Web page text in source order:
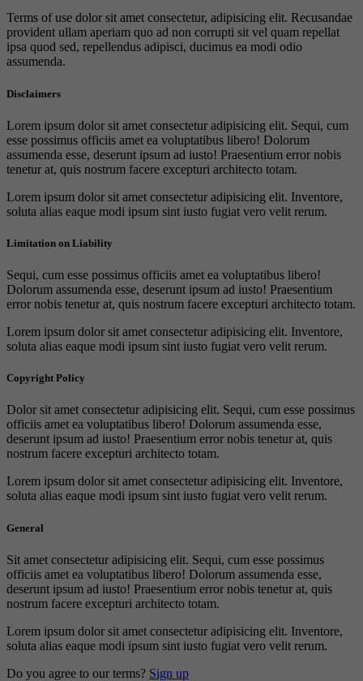
Terms of use dolor sit amet consectetur, adipisicing elit. Recusandae
provident ullam aperiam quo ad non corrupti sit vel quam repellat
ipsa quod sed, repellendus adipisci, ducimus ea modi odio
assumenda.
Disclaimers
Lorem ipsum dolor sit amet consectetur adipisicing elit. Sequi, cum
esse possimus officiis amet ea voluptatibus libero! Dolorum
assumenda esse, deserunt ipsum ad iusto! Praesentium error nobis
tenetur at, quis nostrum facere excepturi architecto totam.
Lorem ipsum dolor sit amet consectetur adipisicing elit. Inventore,
soluta alias eaque modi ipsum sint iusto fugiat vero velit rerum.
Limitation on Liability
Sequi, cum esse possimus officiis amet ea voluptatibus libero!
Dolorum assumenda esse, deserunt ipsum ad iusto! Praesentium
error nobis tenetur at, quis nostrum facere excepturi architecto totam.
Lorem ipsum dolor sit amet consectetur adipisicing elit. Inventore,
soluta alias eaque modi ipsum sint iusto fugiat vero velit rerum.
Copyright Policy
Dolor sit amet consectetur adipisicing elit. Sequi, cum esse possimus
officiis amet ea voluptatibus libero! Dolorum assumenda esse,
deserunt ipsum ad iusto! Praesentium error nobis tenetur at, quis
nostrum facere excepturi architecto totam.
Lorem ipsum dolor sit amet consectetur adipisicing elit. Inventore,
soluta alias eaque modi ipsum sint iusto fugiat vero velit rerum.
General
Sit amet consectetur adipisicing elit. Sequi, cum esse possimus
officiis amet ea voluptatibus libero! Dolorum assumenda esse,
deserunt ipsum ad iusto! Praesentium error nobis tenetur at, quis
nostrum facere excepturi architecto totam.
Lorem ipsum dolor sit amet consectetur adipisicing elit. Inventore,
soluta alias eaque modi ipsum sint iusto fugiat vero velit rerum.
Do you agree to our terms? Sign up